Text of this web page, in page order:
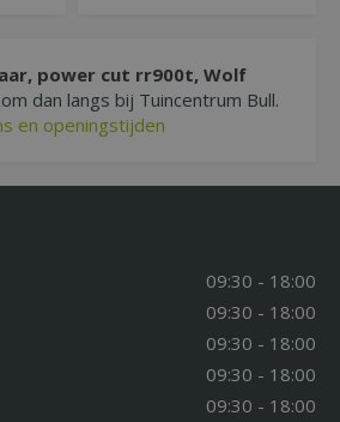
power cut rr900t, Wolf
dan langs bij Tuincentrum Bull.
en openingstijden
09:30 - 18:00
09:30 - 18:00
09:30 - 18:00
09:30 - 18:00
09:30 - 18:00